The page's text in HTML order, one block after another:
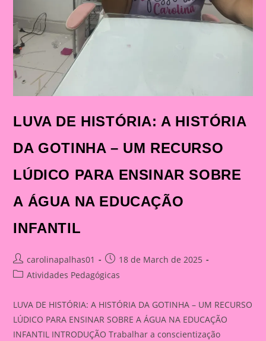
LUVA DE HISTÓRIA: A HISTÓRIA
DA GOTINHA – UM RECURSO
LÚDICO PARA ENSINAR SOBRE
A ÁGUA NA EDUCAÇÃO
INFANTIL
Post
author:
carolinapalhas01
Post
published:
18 de March de 2025
PostAtividades Pedagógicas
LUVA DE HISTÓRIA: A HISTÓRIA DA GOTINHA – UM RECURSO
LÚDICO PARA ENSINAR SOBRE A ÁGUA NA EDUCAÇÃO
INFANTIL INTRODUÇÃO Trabalhar a conscientização